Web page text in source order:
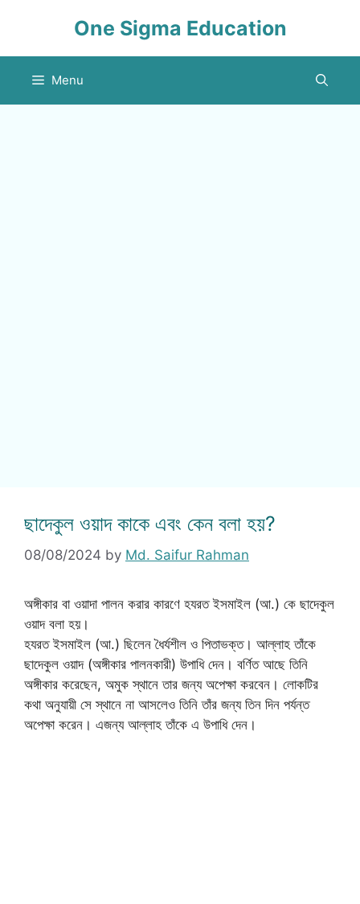
One Sigma Education
Menu
ছাদেকুল ওয়াদ কাকে এবং কেন বলা হয়?
08/08/2024 by Md. Saifur Rahman
অঙ্গীকার বা ওয়াদা পালন করার কারণে হযরত ইসমাইল (আ.) কে ছাদেকুল
ওয়াদ বলা হয়।
হযরত ইসমাইল (আ.) ছিলেন ধৈর্যশীল ও পিতাভক্ত। আল্লাহ তাঁকে
ছাদেকুল ওয়াদ (অঙ্গীকার পালনকারী) উপাধি দেন। বর্ণিত আছে তিনি
অঙ্গীকার করেছেন, অমুক স্থানে তার জন্য অপেক্ষা করবেন। লোকটির
কথা অনুযায়ী সে স্থানে না আসলেও তিনি তাঁর জন্য তিন দিন পর্যন্ত
অপেক্ষা করেন। এজন্য আল্লাহ তাঁকে এ উপাধি দেন।